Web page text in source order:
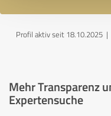
Profil aktiv seit 18.10.2025 |
Mehr Transparenz
Expertensuche